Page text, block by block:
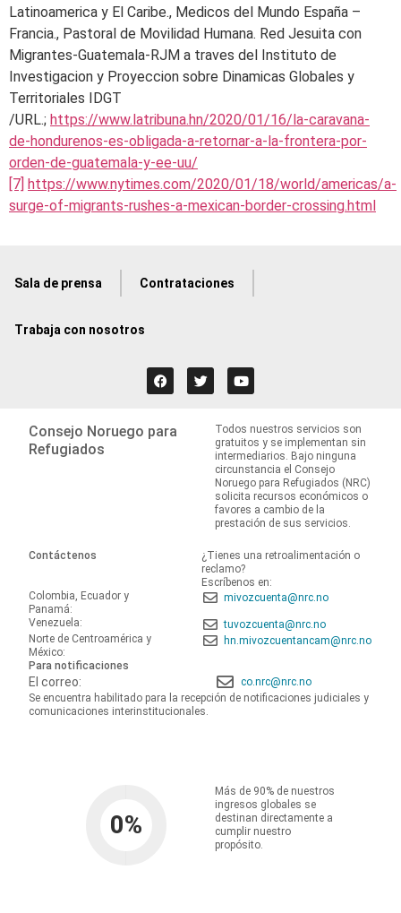
Latinoamerica y El Caribe., Medicos del Mundo España –
Francia., Pastoral de Movilidad Humana. Red Jesuita con
Migrantes-Guatemala-RJM a traves del Instituto de
Investigacion y Proyeccion sobre Dinamicas Globales y
Territoriales IDGT
/URL.; https://www.latribuna.hn/2020/01/16/la-caravana-
de-hondurenos-es-obligada-a-retornar-a-la-frontera-por-
orden-de-guatemala-y-ee-uu/
[7] https://www.nytimes.com/2020/01/18/world/americas/a-
surge-of-migrants-rushes-a-mexican-border-crossing.html
Sala de prensa Contrataciones
Trabaja con nosotros
Consejo Noruego para
Refugiados
Todos nuestros servicios son
gratuitos y se implementan sin
intermediarios. Bajo ninguna
circunstancia el Consejo
Noruego para Refugiados (NRC)
solicita recursos económicos o
favores a cambio de la
prestación de sus servicios.
Contáctenos
¿Tienes una retroalimentación o
reclamo?
Escríbenos en:
Colombia, Ecuador y
Panamá:
mivozcuenta@nrc.no
Venezuela:
tuvozcuenta@nrc.no
Norte de Centroamérica y
México:
hn.mivozcuentancam@nrc.no
Para notificaciones
El correo:
co.nrc@nrc.no
Se encuentra habilitado para la recepción de notificaciones judiciales y
comunicaciones interinstitucionales.
0%
Más de 90% de nuestros
ingresos globales se
destinan directamente a
cumplir nuestro
propósito.